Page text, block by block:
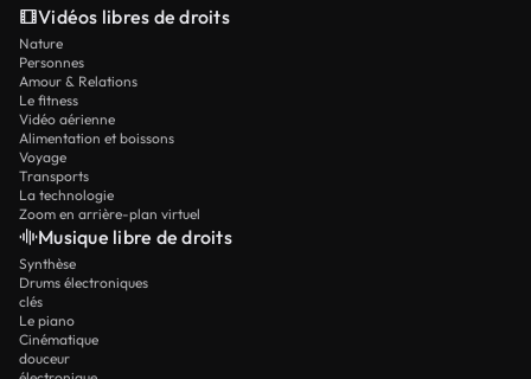
Vidéos libres de droits
Nature
Personnes
Amour & Relations
Le fitness
Vidéo aérienne
Alimentation et boissons
Voyage
Transports
La technologie
Zoom en arrière-plan virtuel
Musique libre de droits
Synthèse
Drums électroniques
clés
Le piano
Cinématique
douceur